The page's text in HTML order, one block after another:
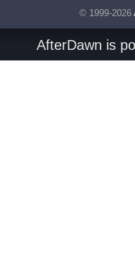
© 1999-2026
AfterDawn is